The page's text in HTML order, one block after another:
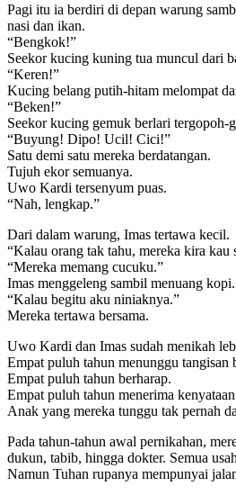
Pagi itu ia berdiri di depan warung
nasi dan ikan.
“Bengkok!”
Seekor kucing kuning tua muncul dari
“Keren!”
Kucing belang putih-hitam melompat
“Beken!”
Seekor kucing gemuk berlari tergopoh-
“Buyung! Dipo! Ucil! Cici!”
Satu demi satu mereka berdatangan.
Tujuh ekor semuanya.
Uwo Kardi tersenyum puas.
“Nah, lengkap.”
Dari dalam warung, Imas tertawa kecil.
“Kalau orang tak tahu, mereka kira kau
“Mereka memang cucuku.”
Imas menggeleng sambil menuang kopi.
“Kalau begitu aku niniaknya.”
Mereka tertawa bersama.
Uwo Kardi dan Imas sudah menikah
Empat puluh tahun menunggu tangisan
Empat puluh tahun berharap.
Empat puluh tahun menerima
Anak yang mereka tunggu tak pernah
Pada tahun-tahun awal pernikahan,
dukun, tabib, hingga dokter. Semua
Namun Tuhan rupanya mempunyai